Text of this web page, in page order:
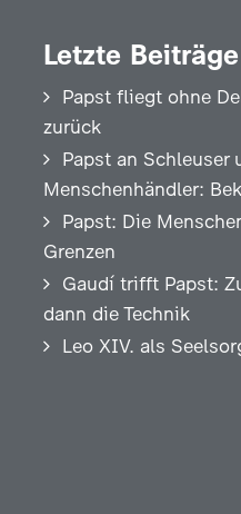
Letzte Beiträge
Papst fliegt ohne
zurück
Papst an Schleuser
Menschenhändler:
Papst: Die
Grenzen
Gaudí trifft Papst:
dann die Technik
Leo XIV. als